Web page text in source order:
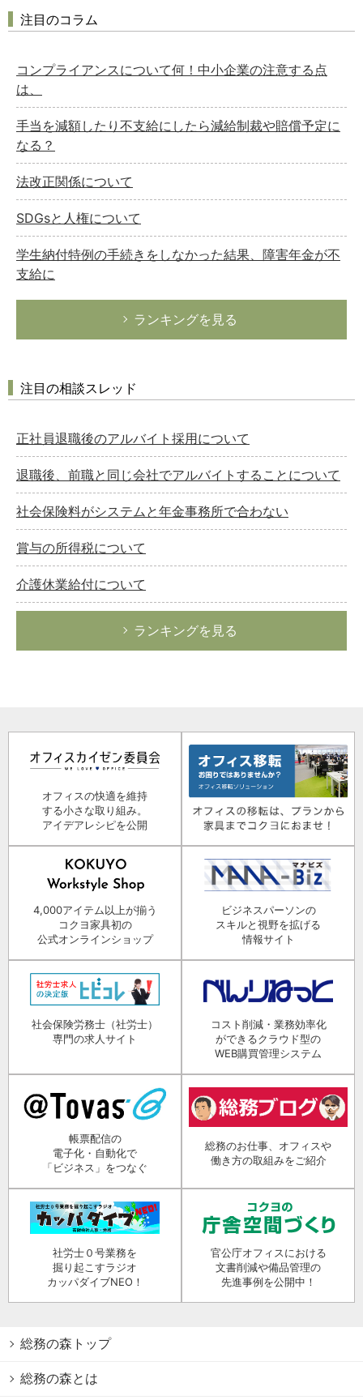
注目のコラム
コンプライアンスについて何！中小企業の注意する点
は、
手当を減額したり不支給にしたら減給制裁や賠償予定に
なる？
法改正関係について
SDGsと人権について
学生納付特例の手続きをしなかった結果、障害年金が不
支給に
ランキングを見る
注目の相談スレッド
正社員退職後のアルバイト採用について
退職後、前職と同じ会社でアルバイトすることについて
社会保険料がシステムと年金事務所で合わない
賞与の所得税について
介護休業給付について
ランキングを見る
オフィスの快適を維持
する小さな取り組み。
アイデアレシピを公開
4,000アイテム以上が揃う
コクヨ家具初の
公式オンラインショップ
ビジネスパーソンの
スキルと視野を拡げる
情報サイト
社会保険労務士（社労士）
専門の求人サイト
コスト削減・業務効率化
ができるクラウド型の
WEB購買管理システム
帳票配信の
電子化・自動化で
「ビジネス」をつなぐ
総務のお仕事、オフィスや
働き方の取組みをご紹介
社労士０号業務を
掘り起こすラジオ
カッパダイブNEO！
官公庁オフィスにおける
文書削減や備品管理の
先進事例を公開中！
総務の森トップ
総務の森とは